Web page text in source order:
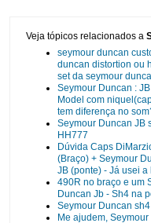
Veja tópicos relacionados a
seymour duncan
duncan distortion ou
set da seymour
Seymour Duncan :
Model com
tem diferença no
Seymour Duncan JB
HH777
Dúvida Caps
(Braço) + Seymour
JB (ponte) - Já usei a
490R no braço e um
Duncan Jb - Sh4 na
Seymour Duncan
Me ajudem,